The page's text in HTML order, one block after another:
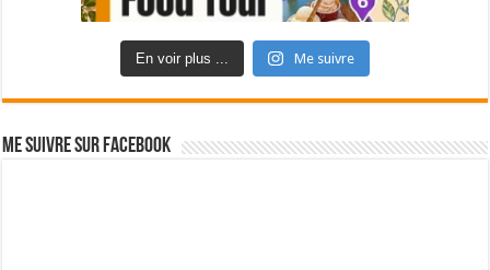
En voir plus ... Me suivre
Me suivre sur Facebook